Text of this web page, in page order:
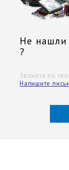
Не
?
Звоните по
Напишите